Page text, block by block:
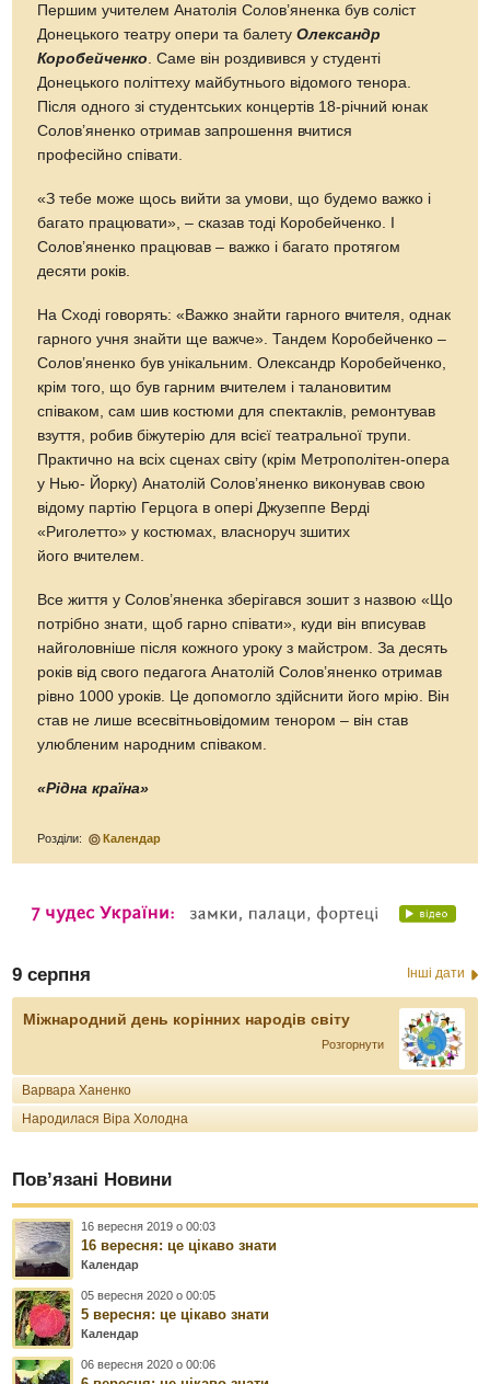
Першим учителем Анатолія Солов’яненка був соліст
Донецького театру опери та балетуОлександр
Коробейченко . Саме він роздивився у студенті
Донецького політтеху майбутнього відомого тенора.
Після одного зі студентських концертів 18-річний юнак
Солов’яненко отримав запрошення вчитися
професійно співати.
«З тебе може щось вийти за умови, що будемо важко і
багато працювати», – сказав тоді Коробейченко. І
Солов’яненко працював – важко і багато протягом
десяти років.
На Сході говорять: «Важко знайти гарного вчителя, однак
гарного учня знайти ще важче». Тандем Коробейченко –
Солов’яненко був унікальним. Олександр Коробейченко,
крім того, що був гарним вчителем і талановитим
співаком, сам шив костюми для спектаклів, ремонтував
взуття, робив біжутерію для всієї театральної трупи.
Практично на всіх сценах світу (крім Метрополітен-опера
у Нью- Йорку) Анатолій Солов’яненко виконував свою
відому партію Герцога в опері Джузеппе Верді
«Риголетто» у костюмах, власноруч зшитих
його вчителем.
Все життя у Солов’яненка зберігався зошит з назвою «Що
потрібно знати, щоб гарно співати», куди він вписував
найголовніше після кожного уроку з майстром. За десять
років від свого педагога Анатолій Солов’яненко отримав
рівно 1000 уроків. Це допомогло здійснити його мрію. Він
став не лише всесвітньовідомим тенором – він став
улюбленим народним співаком.
«Рідна країна»
Розділи: Календар
9 серпня Інші дати
Міжнародний день корінних народів світу
Розгорнути
Варвара Ханенко
Народилася Віра Холодна
Пов’язані Новини
16 вересня 2019 о 00:03
16 вересня: це цікаво знати
Календар
05 вересня 2020 о 00:05
5 вересня: це цікаво знати
Календар
06 вересня 2020 о 00:06